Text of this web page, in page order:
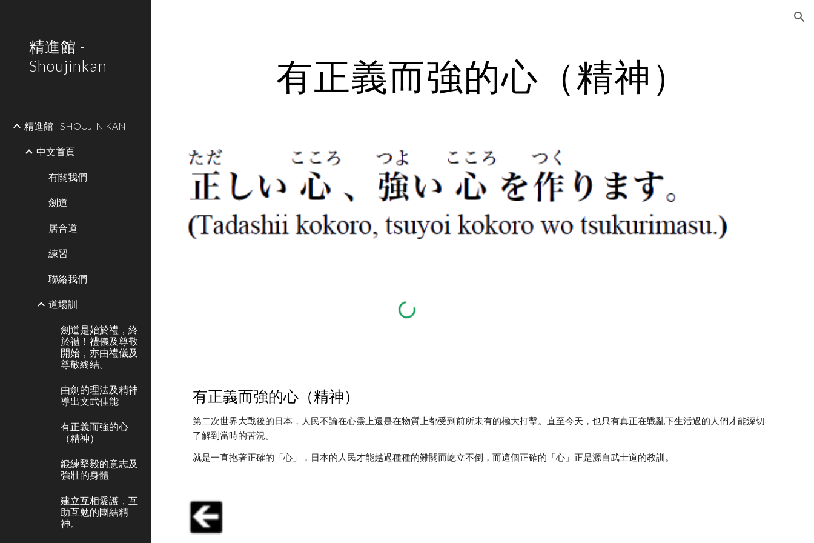
精進館 -
Shoujinkan
精進館 - SHOUJIN KAN
中文首頁
有關我們
劍道
居合道
練習
聯絡我們
道場訓
劍道是始於禮，終
於禮！禮儀及尊敬
開始，亦由禮儀及
尊敬終結。
由劍的理法及精神
導出文武佳能
有正義而強的心
（精神）
鍛練堅毅的意志及
強壯的身體
建立互相愛護，互
助互勉的團結精
神。
有正義而強的心（精神）
有正義而強的心（精神）
第二次世界大戰後的日本，人民不論在心靈上還是在物質上都受到前所未有的極大打擊。直至今天，也只有真正在戰亂下生活過的人們才能深切
了解到當時的苦況。
就是一直抱著正確的「心」，日本的人民才能越過種種的難關而屹立不倒，而這個正確的「心」正是源自武士道的教訓。